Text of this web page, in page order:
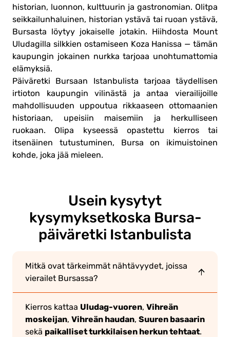
historian, luonnon, kulttuurin ja gastronomian. Olitpa
seikkailunhaluinen, historian ystävä tai ruoan ystävä,
Bursasta löytyy jokaiselle jotakin. Hiihdosta Mount
Uludagilla silkkien ostamiseen Koza Hanissa — tämän
kaupungin jokainen nurkka tarjoaa unohtumattomia
elämyksiä.
Päiväretki Bursaan Istanbulista tarjoaa täydellisen
irtioton kaupungin vilinästä ja antaa vierailijoille
mahdollisuuden uppoutua rikkaaseen ottomaanien
historiaan, upeisiin maisemiin ja herkulliseen
ruokaan. Olipa kyseessä opastettu kierros tai
itsenäinen tutustuminen, Bursa on ikimuistoinen
kohde, joka jää mieleen.
Usein kysytyt
kysymyksetkoska Bursa-
päiväretki Istanbulista
Mitkä ovat tärkeimmät nähtävyydet, joissa
vierailet Bursassa?
Kierros kattaa Uludag-vuoren, Vihreän
moskeijan, Vihreän haudan, Suuren basaarin
sekä paikalliset turkkilaisen herkun tehtaat.